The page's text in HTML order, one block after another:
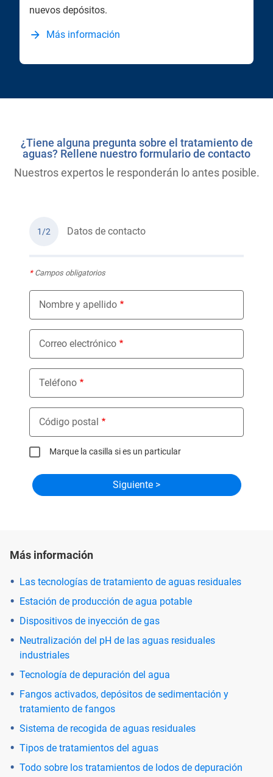
nuevos depósitos.
Más información
¿Tiene alguna pregunta sobre el tratamiento de
aguas? Rellene nuestro formulario de contacto
Nuestros expertos le responderán lo antes posible.
1/2 Datos de contacto
*Campos obligatorios
Nombre y apellido
Correo electrónico
Teléfono
Código postal
Marque la casilla si es un particular
Más información
Las tecnologías de tratamiento de aguas residuales
Estación de producción de agua potable
Dispositivos de inyección de gas
Neutralización del pH de las aguas residuales
industriales
Tecnología de depuración del agua
Fangos activados, depósitos de sedimentación y
tratamiento de fangos
Sistema de recogida de aguas residuales
Tipos de tratamientos del aguas
Todo sobre los tratamientos de lodos de depuración